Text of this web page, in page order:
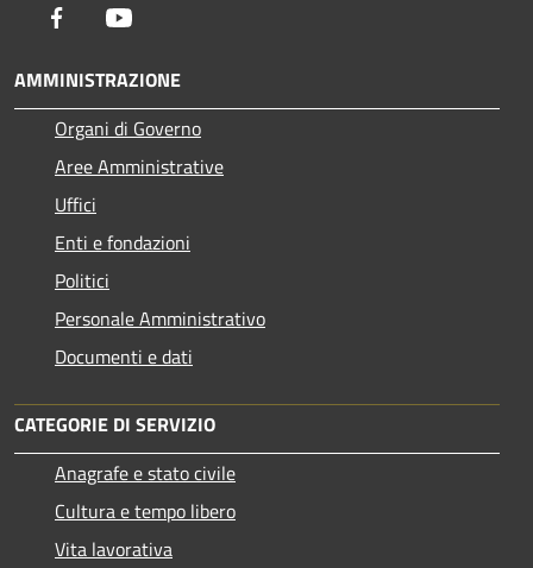
Facebook
AMMINISTRAZIONE
Organi di Governo
Aree Amministrative
Uffici
Enti e fondazioni
Politici
Personale Amministrativo
Documenti e dati
CATEGORIE DI SERVIZIO
Anagrafe e stato civile
Cultura e tempo libero
Vita lavorativa